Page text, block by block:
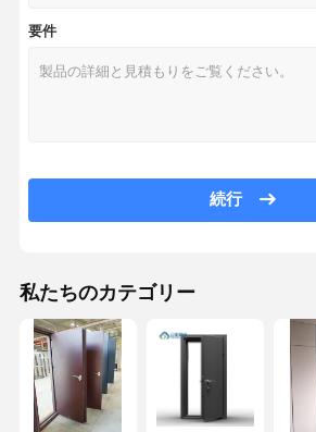
要件
続行
私たちのカテゴリー